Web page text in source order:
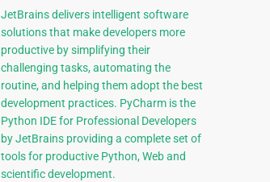
JetBrains delivers intelligent software
solutions that make developers more
productive by simplifying their
challenging tasks, automating the
routine, and helping them adopt the best
development practices. PyCharm is the
Python IDE for Professional Developers
by JetBrains providing a complete set of
tools for productive Python, Web and
scientific development.